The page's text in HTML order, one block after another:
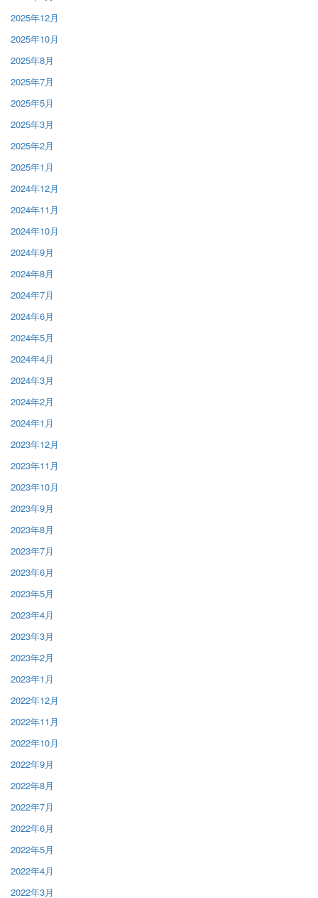
2025年12月
2025年10月
2025年8月
2025年7月
2025年5月
2025年3月
2025年2月
2025年1月
2024年12月
2024年11月
2024年10月
2024年9月
2024年8月
2024年7月
2024年6月
2024年5月
2024年4月
2024年3月
2024年2月
2024年1月
2023年12月
2023年11月
2023年10月
2023年9月
2023年8月
2023年7月
2023年6月
2023年5月
2023年4月
2023年3月
2023年2月
2023年1月
2022年12月
2022年11月
2022年10月
2022年9月
2022年8月
2022年7月
2022年6月
2022年5月
2022年4月
2022年3月